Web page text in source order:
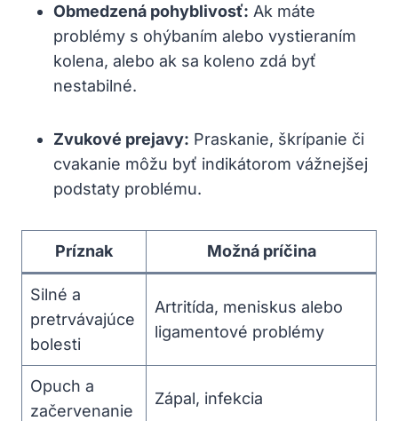
Obmedzená pohyblivosť: Ak máte
problémy s ohýbaním alebo vystieraním
kolena, alebo ak sa koleno zdá byť
nestabilné.
Zvukové prejavy: Praskanie, škrípanie či
cvakanie môžu byť indikátorom vážnejšej
podstaty problému.
Príznak Možná príčina
Silné a
pretrvávajúce
bolesti
Artritída, meniskus alebo
ligamentové problémy
Opuch a
začervenanie
Zápal, infekcia